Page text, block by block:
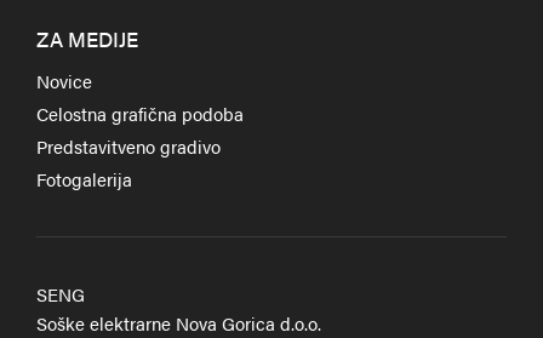
ZA MEDIJE
Novice
Celostna grafična podoba
Predstavitveno gradivo
Fotogalerija
SENG
Soške elektrarne Nova Gorica d.o.o.